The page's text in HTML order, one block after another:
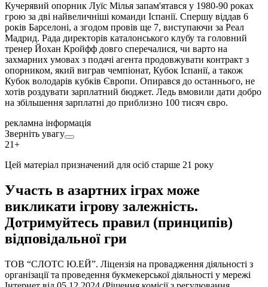
Кучерявий опорник Луїс Мілья запам'ятався у 1980-90 роках
грою за дві найвеличніші команди Іспанії. Спершу віддав 6
років Барселоні, а згодом провів ще 7, виступаючи за Реал
Мадрид. Рада директорів каталонського клубу та головний
тренер Йохан Кройфф довго сперечалися, чи варто на
захмарних умовах з подачі агента продовжувати контракт з
опорником, який виграв чемпіонат, Кубок Іспанії, а також
Кубок володарів кубків Європи. Опирався до останнього, не
хотів роздувати зарплатний бюджет. Ледь вмовили дати добро
на збільшення зарплатні до приблизно 100 тисяч євро.
рекламна інформація
Зверніть увагу
21+
Цей матеріал призначений для осіб старше 21 року
Участь в азартних іграх може
викликати ігрову залежність.
Дотримуйтесь правил (принципів)
відповідальної гри
ТОВ “СЛОТС Ю.ЕЙ”. Ліцензія на провадження діяльності з
організації та проведення букмекерської діяльності у мережі